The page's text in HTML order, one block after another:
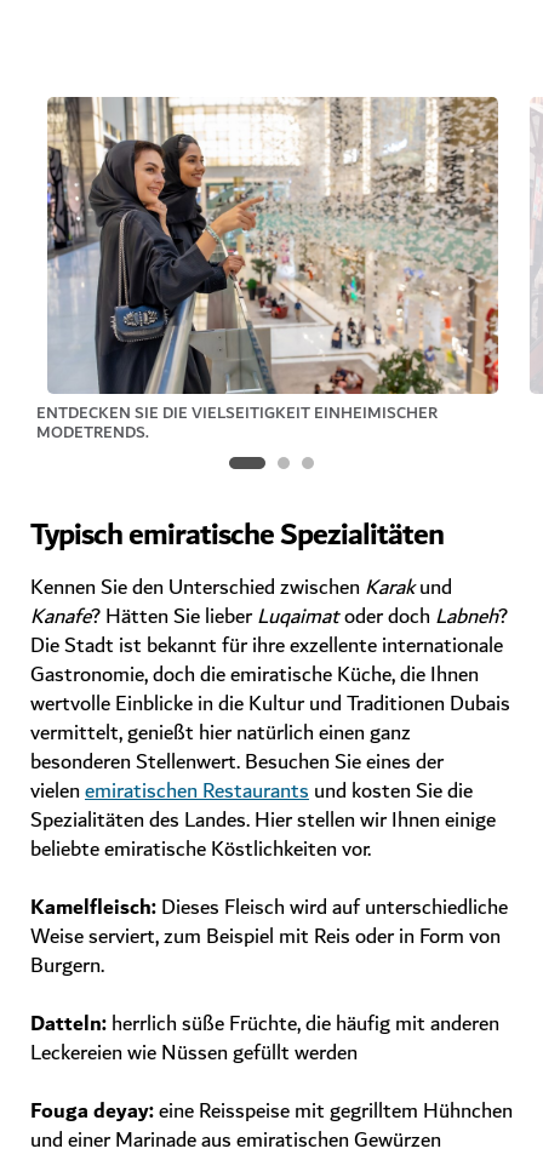
ENTDECKEN SIE DIE VIELSEITIGKEIT EINHEIMISCHER
MODETRENDS.
Typisch emiratische Spezialitäten
Kennen Sie den Unterschied zwischenKarakund
Kanafe? Hätten Sie lieberLuqaimatoder doch Labneh?
Die Stadt ist bekannt für ihre exzellente internationale
Gastronomie, doch die emiratische Küche, die Ihnen
wertvolle Einblicke in die Kultur und Traditionen Dubais
vermittelt, genießt hier natürlich einen ganz
besonderen Stellenwert. Besuchen Sie eines der
vielenemiratischen Restaurantsund kosten Sie die
Spezialitäten des Landes.Hier stellen wir Ihnen einige
beliebte emiratische Köstlichkeiten vor.
Kamelfleisch:Dieses Fleisch wird auf unterschiedliche
Weise serviert, zum Beispiel mit Reis oder in Form von
Burgern.
Datteln:herrlich süße Früchte, die häufig mit anderen
Leckereien wie Nüssen gefüllt werden
Fouga deyay:eine Reisspeise mit gegrilltem Hühnchen
und einer Marinade aus emiratischen Gewürzen